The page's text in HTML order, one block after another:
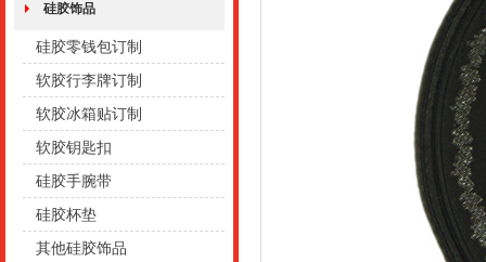
硅胶饰品
硅胶零钱包订制
软胶行李牌订制
软胶冰箱贴订制
软胶钥匙扣
硅胶手腕带
硅胶杯垫
其他硅胶饰品